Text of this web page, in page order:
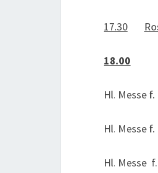
17.30
18.00
Hl. Messe
Hl. Messe
Hl. Messe